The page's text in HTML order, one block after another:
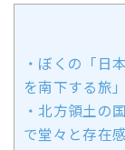
・ぼくの「日
を南下する旅
・北方領土の
で堂々と存在